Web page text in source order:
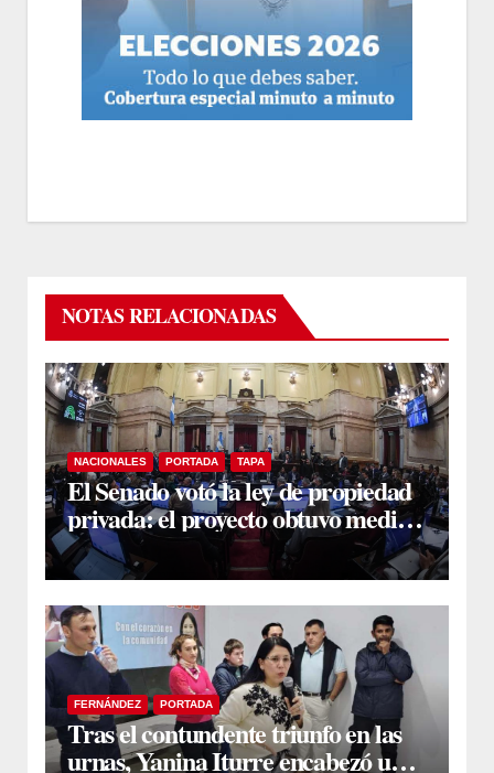
NOTAS RELACIONADAS
NACIONALES PORTADA TAPA
El Senado votó la ley de propiedad
privada: el proyecto obtuvo media
sanción
FERNÁNDEZ PORTADA
Tras el contundente triunfo en las
urnas, Yanina Iturre encabezó un